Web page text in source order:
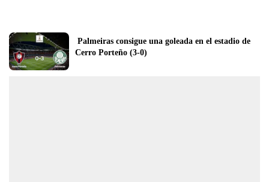
Palmeiras consigue una goleada en el estadio de
Cerro Porteño (3-0)